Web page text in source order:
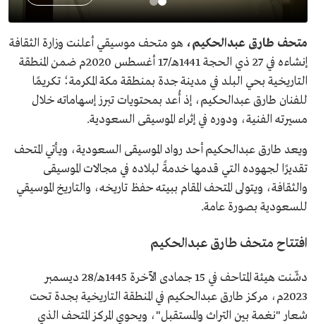
متحف طارق عبدالحكيم، هو متحف موسيقي أعلنت وزارة الثقافة
إنشاءه في 27 ذي الحجة 1441هـ/17 أغسطس 2020م ضمن المنطقة
التاريخية بحي البلد في مدينة جدة بمنطقة مكة المكرمة؛ تكريمًا
للفنان طارق عبدالحكيم، إذ أُعد بمحتويات تبرز إسهاماته خلال
مسيرته الفنية، ودوره في إثراء الموسيقى السعودية.
ويعد طارق عبدالحكيم أحد رواد الموسيقى السعودية، ويأتي المتحف
تقديرًا لجهوده التي قدمها خدمةً لبلاده في مجالات الموسيقى
والثقافة، ويتولى المتحف المقام ببيته حفظ تاريخه، والتاريخ الموسيقي
للسعودية بصورة عامة.
افتتاح متحف طارق عبدالحكيم
دشّنت هيئة المتاحف في 15 جمادى الآخرة 1445هـ/28 ديسمبر
2023م، مركز طارق عبدالحكيم في المنطقة التاريخية بجدة تحت
شعار "نغمة بين التراث والمستقبل"، ويحوي المركز المتحف الذي